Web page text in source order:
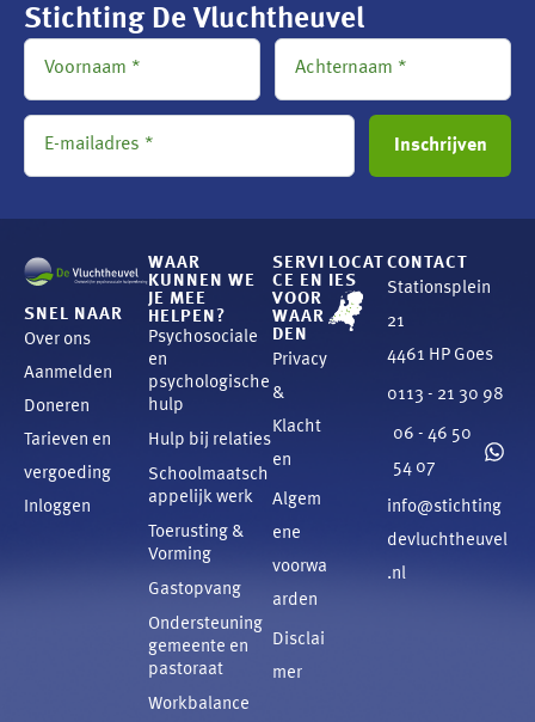
Stichting De Vluchtheuvel
SNEL NAAR
Over ons
Aanmelden
Doneren
Tarieven en
vergoeding
Inloggen
WAAR
KUNNEN WE
JE MEE
HELPEN?
Psychosociale
en
psychologische
hulp
Hulp bij relaties
Schoolmaatsch
appelijk werk
Toerusting &
Vorming
Gastopvang
Ondersteuning
gemeente en
pastoraat
Workbalance
SERVI
CE EN
VOOR
WAAR
DEN
Privacy
&
Klacht
en
Algem
ene
voorwa
arden
Disclai
mer
LOCAT
IES
CONTACT
Stationsplein
21
4461 HP Goes
0113 - 21 30 98
06 - 46 50
54 07
info@stichting
devluchtheuvel
.nl